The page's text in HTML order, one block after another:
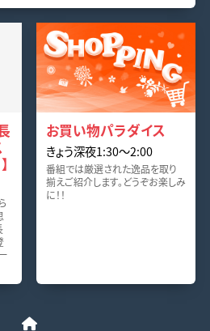
お買い物パラダイス
きょう深夜1:30〜2:00
番組では厳選された逸品を取り
揃えご紹介します。どうぞお楽しみ
に！！